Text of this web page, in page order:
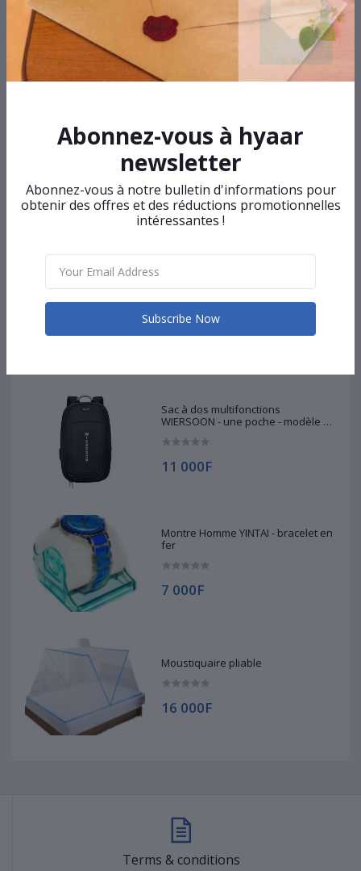
Télévision NASCO Smart 4K
Chauffe eau SYINIX
18 000F
Sac à dos multifonctions
tablette
Sac à dos multifonctions
WIERSOON - une poche - modèle 2 -
tablette
11 000F
Montre Homme YINTAI - bracelet en
fer
7 000F
Moustiquaire pliable
16 000F
Terms & conditions
Abonnez-vous à hyaar
newsletter
Abonnez-vous à notre bulletin d'informations pour
obtenir des offres et des réductions promotionnelles
intéressantes !
Subscribe Now